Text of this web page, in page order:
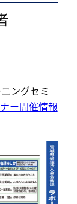
ングセミ
ー開催情報